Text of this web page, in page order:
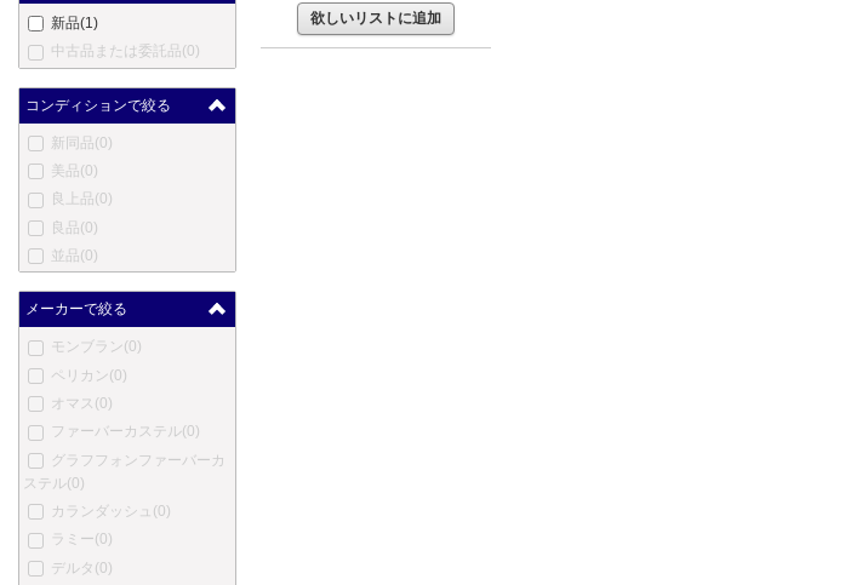
欲しいリストに追加
新品(1)
中古品または委託品(0)
コンディションで絞る
新同品(0)
美品(0)
良上品(0)
良品(0)
並品(0)
メーカーで絞る
モンブラン (0)
ペリカン (0)
オマス (0)
ファーバーカステル(0)
グラフフォンファーバーカ
ステル(0)
カランダッシュ (0)
ラミー(0)
デルタ (0)